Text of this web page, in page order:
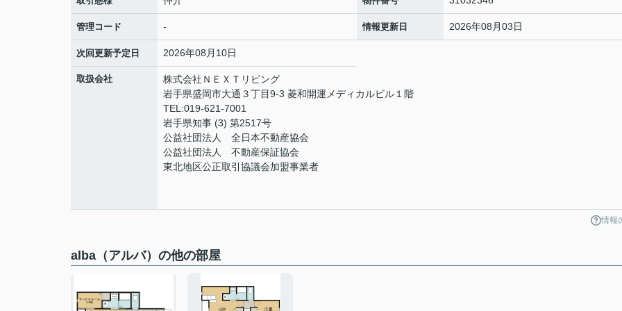
管理コード - 情報更新日 2026年08月03日
次回更新予定日 2026年08月10日
取扱会社
株式会社ＮＥＸＴリビング
岩手県盛岡市大通３丁目9-3 菱和開運メディカルビル１階
TEL:019-621-7001
岩手県知事 (3) 第2517号
公益社団法人 全日本不動産協会
公益社団法人 不動産保証協会
東北地区公正取引協議会加盟事業者
情報
alba（アルバ）の他の部屋